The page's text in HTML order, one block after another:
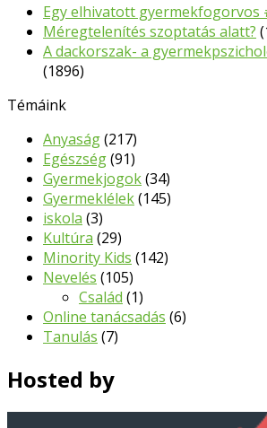
Egy elhivatott gyermekfogorvos
Méregtelenítés szoptatás alatt?
A dackorszak- a
(1896)
Témáink
Anyaság(217)
Egészség(91)
Gyermekjogok(34)
Gyermeklélek(145)
iskola (3)
Kultúra (29)
Minority Kids (142)
Nevelés (105)
Család (1)
Online tanácsadás (6)
Tanulás (7)
Hosted by